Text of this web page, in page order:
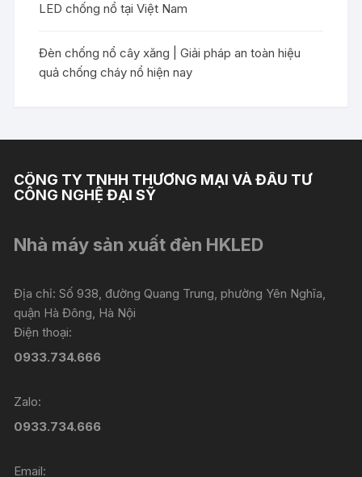
LED chống nổ tại Việt Nam
Đèn chống nổ cây xăng | Giải pháp an toàn hiệu
quả chống cháy nổ hiện nay
CÔNG TY TNHH THƯƠNG MẠI VÀ ĐẦU TƯ
CÔNG NGHỆ ĐẠI SỸ
Nhà máy sản xuất đèn HKLED
Địa chỉ: Số 938, đường Quang Trung, phường Yên Nghĩa,
quận Hà Đông, Hà Nội
Điện thoại:
0933.734.666
Zalo:
0933.734.666
Email: